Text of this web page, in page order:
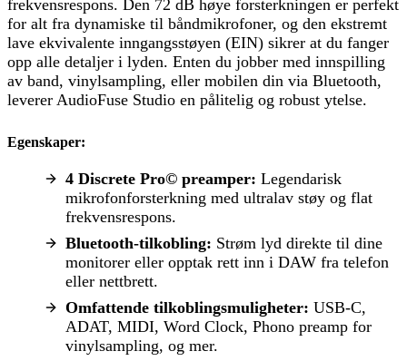
frekvensrespons. Den 72 dB høye forsterkningen er perfekt
for alt fra dynamiske til båndmikrofoner, og den ekstremt
lave ekvivalente inngangsstøyen (EIN) sikrer at du fanger
opp alle detaljer i lyden. Enten du jobber med innspilling
av band, vinylsampling, eller mobilen din via Bluetooth,
leverer AudioFuse Studio en pålitelig og robust ytelse.
Egenskaper:
4 Discrete Pro© preamper: Legendarisk
mikrofonforsterkning med ultralav støy og flat
frekvensrespons.
Bluetooth-tilkobling: Strøm lyd direkte til dine
monitorer eller opptak rett inn i DAW fra telefon
eller nettbrett.
Omfattende tilkoblingsmuligheter: USB-C,
ADAT, MIDI, Word Clock, Phono preamp for
vinylsampling, og mer.